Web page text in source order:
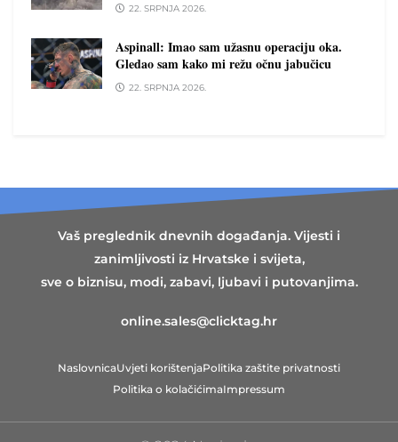
22. SRPNJA 2026.
Aspinall: Imao sam užasnu operaciju oka.
Gledao sam kako mi režu očnu jabučicu
22. SRPNJA 2026.
Vaš preglednik dnevnih događanja. Vijesti i
zanimljivosti iz Hrvatske i svijeta,
sve o biznisu, modi, zabavi, ljubavi i putovanjima.
online.sales@clicktag.hr
NaslovnicaUvjeti korištenjaPolitika zaštite privatnosti
Politika o kolačićimaImpressum